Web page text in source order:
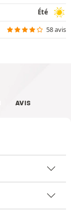
Été
58 avis
AVIS